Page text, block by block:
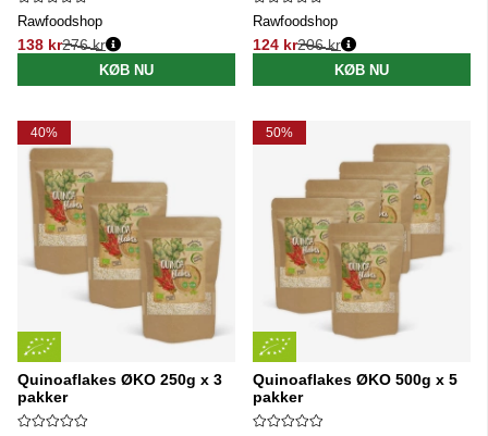
Rawfoodshop
138 kr
Normalpris:
276 kr
KØB NU
Rawfoodshop
124 kr
Normalpris:
206 kr
KØB NU
40%
Quinoaflakes ØKO 250g x 3
pakker
50%
Quinoaflakes ØKO 500g x 5
pakker